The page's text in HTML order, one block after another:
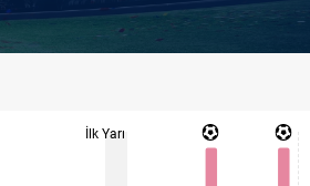
İlk Yarı